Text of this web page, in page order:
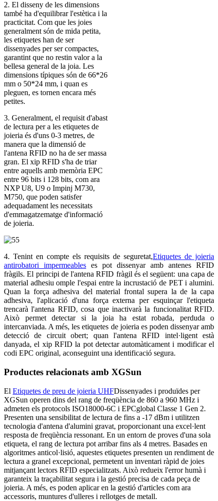
2. El disseny de les dimensions
també ha d'equilibrar l'estètica i la
practicitat. Com que les joies
generalment són de mida petita,
les etiquetes han de ser
dissenyades per ser compactes,
garantint que no restin valor a la
bellesa general de la joia. Les
dimensions típiques són de 66*26
mm o 50*24 mm, i quan es
pleguen, es tornen encara més
petites.
3. Generalment, el requisit d'abast
de lectura per a les etiquetes de
joieria és d'uns 0-3 metres, de
manera que la dimensió de
l'antena RFID no ha de ser massa
gran. El xip RFID s'ha de triar
entre aquells amb memòria EPC
entre 96 bits i 128 bits, com ara
NXP U8, U9 o Impinj M730,
M750, que poden satisfer
adequadament les necessitats
d'emmagatzematge d'informació
de joieria.
4. Tenint en compte els requisits de seguretat,Etiquetes de joieria
antirobatori impermeables es pot dissenyar amb antenes RFID
fràgils. El principi de l'antena RFID fràgil és el següent: una capa de
material adhesiu omple l'espai entre la incrustació de PET i alumini.
Quan la força adhesiva del material frontal supera la de la capa
adhesiva, l'aplicació d'una força externa per esquinçar l'etiqueta
trencarà l'antena RFID, cosa que inactivarà la funcionalitat RFID.
Això permet detectar si la joia ha estat robada, perduda o
intercanviada. A més, les etiquetes de joieria es poden dissenyar amb
detecció de circuit obert; quan l'antena RFID intel·ligent està
danyada, el xip RFID la pot detectar automàticament i modificar el
codi EPC original, aconseguint una identificació segura.
Productes relacionats amb XGSun
El Etiquetes de preu de joieria UHFDissenyades i produïdes per
XGSun operen dins del rang de freqüència de 860 a 960 MHz i
admeten els protocols ISO18000-6C i EPCglobal Classe 1 Gen 2.
Presenten una sensibilitat de lectura de fins a -17 dBm i utilitzen
tecnologia d'antena d'alumini gravat, proporcionant una excel·lent
resposta de freqüència ressonant. En un entorn de proves d'una sola
etiqueta, el rang de lectura pot arribar fins als 4 metres. Basades en
algoritmes anticol·lisió, aquestes etiquetes presenten un rendiment de
lectura a granel excepcional, permetent un inventari ràpid de joies
mitjançant lectors RFID especialitzats. Això redueix l'error humà i
garanteix la traçabilitat segura i la gestió precisa de cada peça de
joieria. A més, es poden aplicar en la gestió d'articles com ara
accessoris, muntures d'ulleres i rellotges de metall.